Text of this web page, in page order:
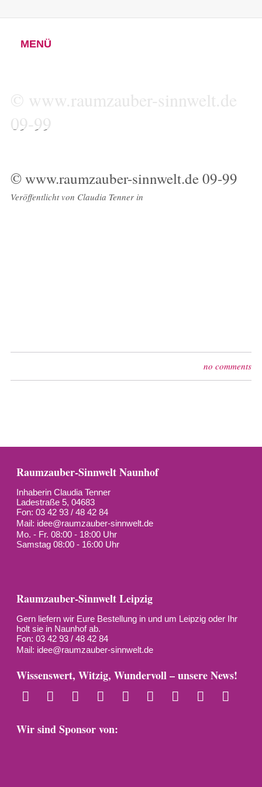
MENÜ
© www.raumzauber-sinnwelt.de
09-99
© www.raumzauber-sinnwelt.de 09-99
Veröffentlicht von Claudia Tennerin
no comments
Raumzauber-Sinnwelt Naunhof
Inhaberin Claudia Tenner
Ladestraße 5, 04683
Fon: 03 42 93 / 48 42 84
Mail: idee@raumzauber-sinnwelt.de
Mo. - Fr. 08:00 - 18:00 Uhr
Samstag 08:00 - 16:00 Uhr
Raumzauber-Sinnwelt Leipzig
Gern liefern wir Eure Bestellung in und um Leipzig oder Ihr
holt sie in Naunhof ab.
Fon: 03 42 93 / 48 42 84
Mail: idee@raumzauber-sinnwelt.de
Wissenswert, Witzig, Wundervoll – unsere News!
Wir sind Sponsor von: